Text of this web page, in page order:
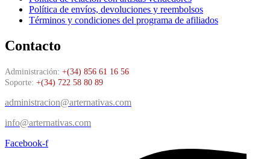
Política de envíos, devoluciones y reembolsos
Términos y condiciones del programa de afiliados
Contacto
Administración: +(34) 856 61 16 56
Soporte: +(34) 722 58 80 89
administracion@arternativas.com
info@arternativas.com
Facebook-f